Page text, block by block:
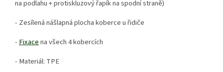
na podlahu + protiskluzový řapík na spodní straně)
- Zesílená nášlapná plocha koberce u řidiče
- Fixacena všech 4 kobercích
- Materiál: TPE